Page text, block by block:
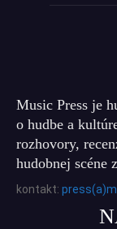
Music Press je
o hudbe a
rozhovory,
hudobnej scéne
kontakt: